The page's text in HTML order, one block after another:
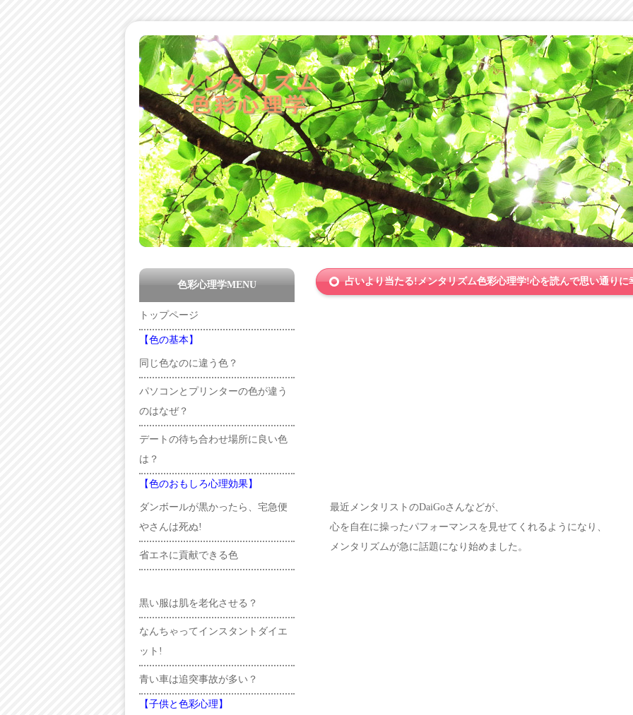
占いより当たる!メンタリズム色彩心理学!心を読んで思い通り
最近メンタリストのDaiGoさんなどが、
心を自在に操ったパフォーマンスを見せてくれるようになり、
メンタリズムが急に話題になり始めました。
色彩心理学MENU
トップページ
【色の基本】
同じ色なのに違う色？
パソコンとプリンターの色が違う
のはなぜ？
デートの待ち合わせ場所に良い色
は？
【色のおもしろ心理効果】
ダンボールが黒かったら、宅急便
やさんは死ぬ!
省エネに貢献できる色
黒い服は肌を老化させる？
なんちゃってインスタントダイエ
ット!
青い車は追突事故が多い？
【子供と色彩心理】